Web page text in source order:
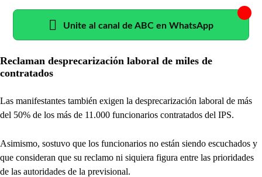
Unite al canal de ABC en WhatsApp
Reclaman desprecarización laboral de miles de
contratados
Las manifestantes también exigen la desprecarización laboral de más
del 50% de los más de 11.000 funcionarios contratados del IPS.
Asimismo, sostuvo que los funcionarios no están siendo escuchados y
que consideran que su reclamo ni siquiera figura entre las prioridades
de las autoridades de la previsional.